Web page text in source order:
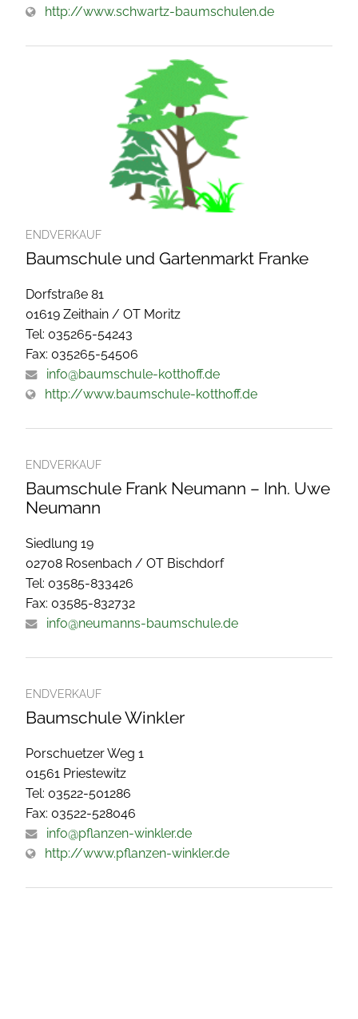
http://www.schwartz-baumschulen.de
ENDVERKAUF
Baumschule und Gartenmarkt Franke
Dorfstraße 81
01619 Zeithain / OT Moritz
Tel: 035265-54243
Fax: 035265-54506
info@baumschule-kotthoff.de
http://www.baumschule-kotthoff.de
ENDVERKAUF
Baumschule Frank Neumann – Inh. Uwe
Neumann
Siedlung 19
02708 Rosenbach / OT Bischdorf
Tel: 03585-833426
Fax: 03585-832732
info@neumanns-baumschule.de
ENDVERKAUF
Baumschule Winkler
Porschuetzer Weg 1
01561 Priestewitz
Tel: 03522-501286
Fax: 03522-528046
info@pflanzen-winkler.de
http://www.pflanzen-winkler.de